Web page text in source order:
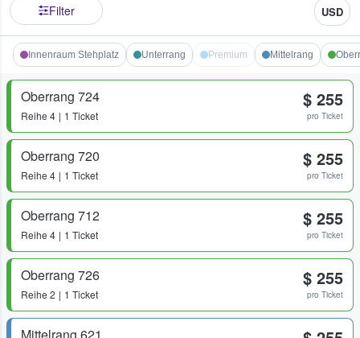
Filter USD
Innenraum Stehplatz Unterrang Premium Mittelrang
Oberrang 724
Reihe 4 1 Ticket
$ 255
pro Ticket
Oberrang 720
Reihe 4 1 Ticket
$ 255
pro Ticket
Oberrang 712
Reihe 4 1 Ticket
$ 255
pro Ticket
Oberrang 726
Reihe 2 1 Ticket
$ 255
pro Ticket